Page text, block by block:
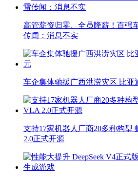
高管薪资归零、全员降薪！百强
传闻：消息不实
车企集体驰援广西洪涝灾区 比亚
支持17家机器人厂商20多种构型
2.0正式开源